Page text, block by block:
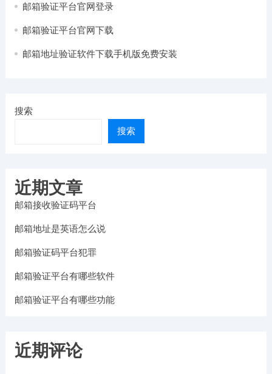
邮箱验证平台官网登录
邮箱验证平台官网下载
邮箱地址验证软件下载手机版免费安装
搜索
搜索
近期文章
邮箱接收验证码平台
邮箱地址是英语怎么说
邮箱验证码平台犯罪
邮箱验证平台有哪些软件
邮箱验证平台有哪些功能
近期评论